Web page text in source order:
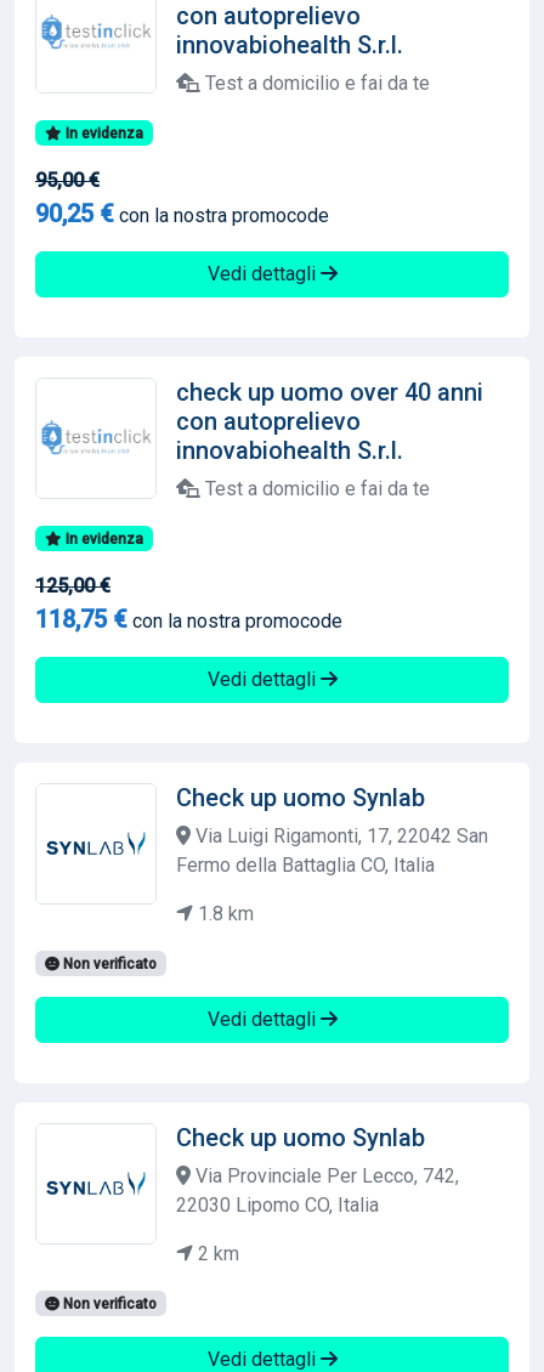
con autoprelievo
innovabiohealth S.r.l.
Test a domicilio e fai da te
In evidenza
95,00 €
90,25 € con la nostra promocode
Vedi dettagli
check up uomo over 40 anni
con autoprelievo
innovabiohealth S.r.l.
Test a domicilio e fai da te
In evidenza
125,00 €
118,75 € con la nostra promocode
Vedi dettagli
Check up uomo Synlab
Via Luigi Rigamonti, 17, 22042 San
Fermo della Battaglia CO, Italia
1.8 km
Non verificato
Vedi dettagli
Check up uomo Synlab
Via Provinciale Per Lecco, 742,
22030 Lipomo CO, Italia
2 km
Non verificato
Vedi dettagli